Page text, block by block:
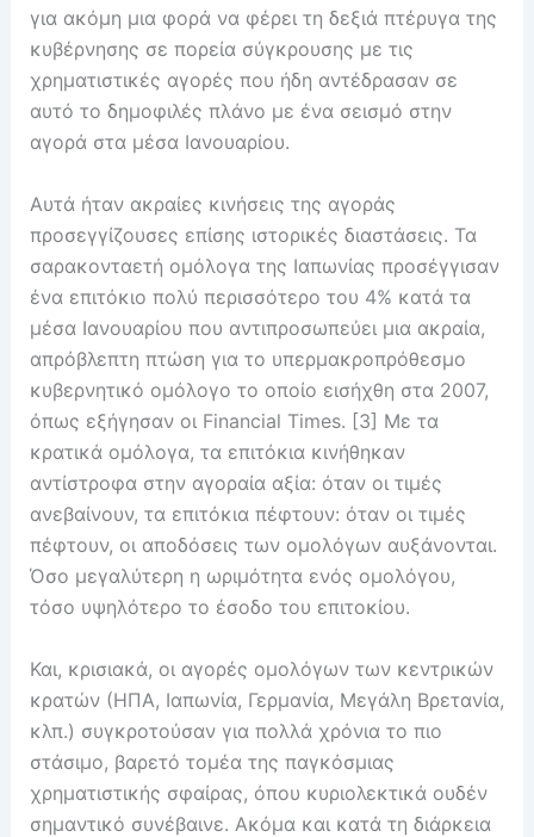
για ακόμη μια φορά να φέρει τη δεξιά πτέρυγα της
κυβέρνησης σε πορεία σύγκρουσης με τις
χρηματιστικές αγορές που ήδη αντέδρασαν σε
αυτό το δημοφιλές πλάνο με ένα σεισμό στην
αγορά στα μέσα Ιανουαρίου.
Αυτά ήταν ακραίες κινήσεις της αγοράς
προσεγγίζουσες επίσης ιστορικές διαστάσεις. Τα
σαρακονταετή ομόλογα της Ιαπωνίας προσέγγισαν
ένα επιτόκιο πολύ περισσότερο του 4% κατά τα
μέσα Ιανουαρίου που αντιπροσωπεύει μια ακραία,
απρόβλεπτη πτώση για το υπερμακροπρόθεσμο
κυβερνητικό ομόλογο το οποίο εισήχθη στα 2007,
όπως εξήγησαν οι Financial Times. [3] Με τα
κρατικά ομόλογα, τα επιτόκια κινήθηκαν
αντίστροφα στην αγοραία αξία: όταν οι τιμές
ανεβαίνουν, τα επιτόκια πέφτουν: όταν οι τιμές
πέφτουν, οι αποδόσεις των ομολόγων αυξάνονται.
Όσο μεγαλύτερη η ωριμότητα ενός ομολόγου,
τόσο υψηλότερο το έσοδο του επιτοκίου.
Και, κρισιακά, οι αγορές ομολόγων των κεντρικών
κρατών (ΗΠΑ, Ιαπωνία, Γερμανία, Μεγάλη Βρετανία,
κλπ.) συγκροτούσαν για πολλά χρόνια το πιο
στάσιμο, βαρετό τομέα της παγκόσμιας
χρηματιστικής σφαίρας, όπου κυριολεκτικά ουδέν
σημαντικό συνέβαινε. Ακόμα και κατά τη διάρκεια